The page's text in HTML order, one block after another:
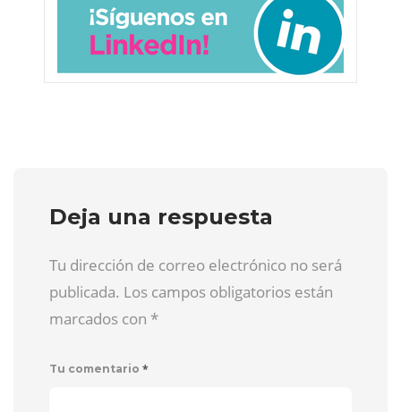
Deja una respuesta
Tu dirección de correo electrónico no será
publicada. Los campos obligatorios están
marcados con *
Tu comentario *